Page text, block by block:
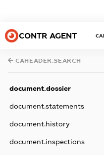
CONTR AGENT
CAHEADER.SEARCH
document.dossier
document.statements
document.history
document.inspections